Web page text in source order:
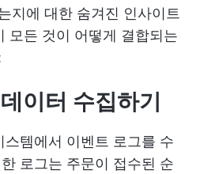
지에 대한 숨겨진 인사이트
모든 것이 어떻게 결합되는
이터 수집하기
템에서 이벤트 로그를 수
로그는 주문이 접수된 순